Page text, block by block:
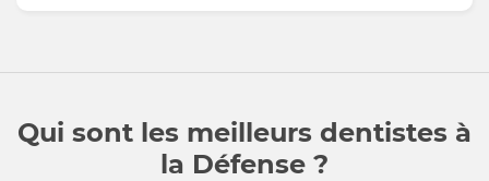
Qui sont les meilleurs dentistes à
la Défense ?